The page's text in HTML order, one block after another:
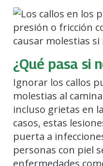
¿Qué pasa si
Ignorar los callos
molestias al
incluso grietas en
casos, estas
puerta a
personas con piel
enfermedades